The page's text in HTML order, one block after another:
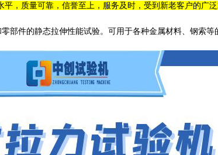
，质量可靠，信誉至上，服务及时，受到新老客户的广泛
部件的静态拉伸性能试验。 可用于各种金属材料、钢索等